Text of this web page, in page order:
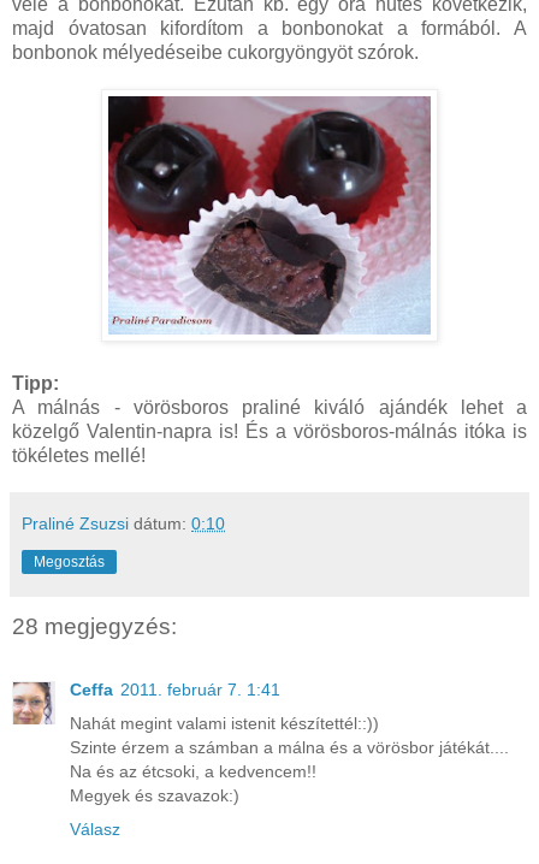
vele a bonbonokat. Ezután kb. egy óra hűtés következik,
majd óvatosan kifordítom a bonbonokat a formából. A
bonbonok mélyedéseibe cukorgyöngyöt szórok.
Tipp:
A málnás - vörösboros praliné kiváló ajándék lehet a
közelgő Valentin-napra is! És a vörösboros-málnás itóka is
tökéletes mellé!
Praliné Zsuzsi dátum: 0:10
Megosztás
28 megjegyzés:
Ceffa 2011. február 7. 1:41
Nahát megint valami istenit készítettél::))
Szinte érzem a számban a málna és a vörösbor játékát....
Na és az étcsoki, a kedvencem!!
Megyek és szavazok:)
Válasz